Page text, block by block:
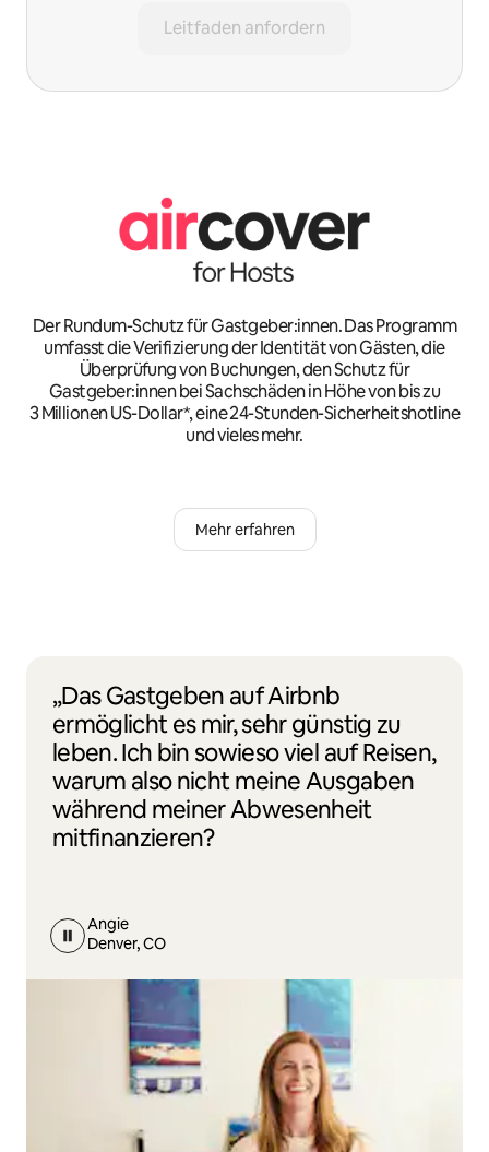
Leitfaden anfordern
Der Rundum-Schutz für Gastgeber:innen. Das Programm
umfasst die Verifizierung der Identität von Gästen, die
Überprüfung von Buchungen, den Schutz für
Gastgeber:innen bei Sachschäden in Höhe von bis zu
3 Millionen US-Dollar*, eine 24-Stunden-Sicherheitshotline
und vieles mehr.
Mehr erfahren
„Das Gastgeben auf Airbnb
ermöglicht es mir, sehr günstig zu
leben. Ich bin sowieso viel auf Reisen,
warum also nicht meine Ausgaben
während meiner Abwesenheit
mitfinanzieren?
Angie
Denver, CO